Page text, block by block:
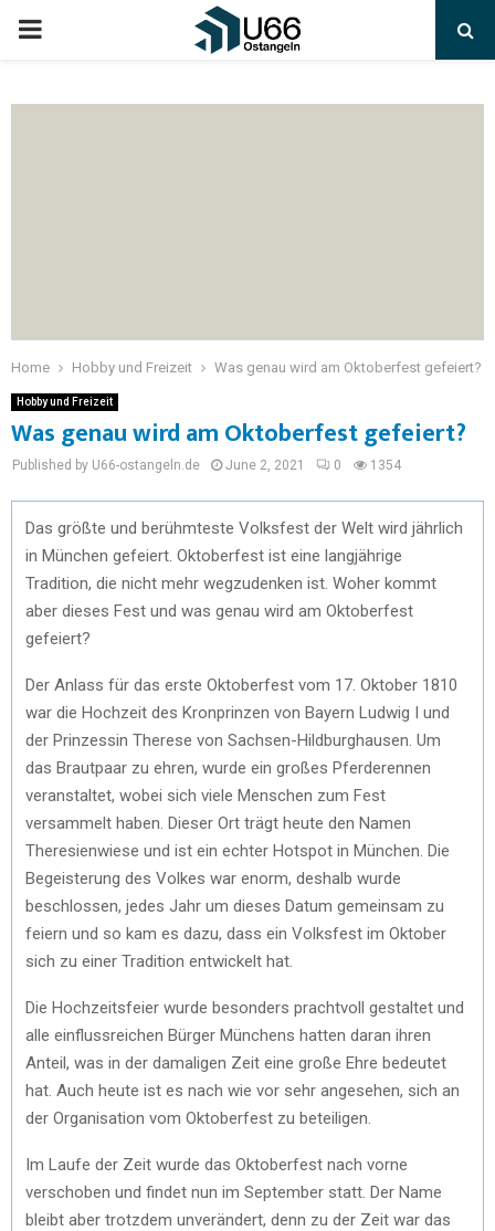
Home Hobby und Freizeit Was genau wird am Oktoberfest gefeiert?
Hobby und Freizeit
Was genau wird am Oktoberfest gefeiert?
Published by U66-ostangeln.de June 2, 2021 0 1354
Das größte und berühmteste Volksfest der Welt wird jährlich
in München gefeiert. Oktoberfest ist eine langjährige
Tradition, die nicht mehr wegzudenken ist. Woher kommt
aber dieses Fest und was genau wird am Oktoberfest
gefeiert?
Der Anlass für das erste Oktoberfest vom 17. Oktober 1810
war die Hochzeit des Kronprinzen von Bayern Ludwig I und
der Prinzessin Therese von Sachsen-Hildburghausen. Um
das Brautpaar zu ehren, wurde ein großes Pferderennen
veranstaltet, wobei sich viele Menschen zum Fest
versammelt haben. Dieser Ort trägt heute den Namen
Theresienwiese und ist ein echter Hotspot in München. Die
Begeisterung des Volkes war enorm, deshalb wurde
beschlossen, jedes Jahr um dieses Datum gemeinsam zu
feiern und so kam es dazu, dass ein Volksfest im Oktober
sich zu einer Tradition entwickelt hat.
Die Hochzeitsfeier wurde besonders prachtvoll gestaltet und
alle einflussreichen Bürger Münchens hatten daran ihren
Anteil, was in der damaligen Zeit eine große Ehre bedeutet
hat. Auch heute ist es nach wie vor sehr angesehen, sich an
der Organisation vom Oktoberfest zu beteiligen.
Im Laufe der Zeit wurde das Oktoberfest nach vorne
verschoben und findet nun im September statt. Der Name
bleibt aber trotzdem unverändert, denn zu der Zeit war das